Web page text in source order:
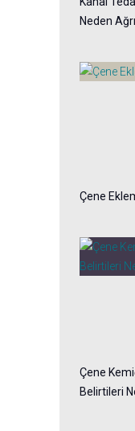
Neden
Çene
Çene
Belirtileri